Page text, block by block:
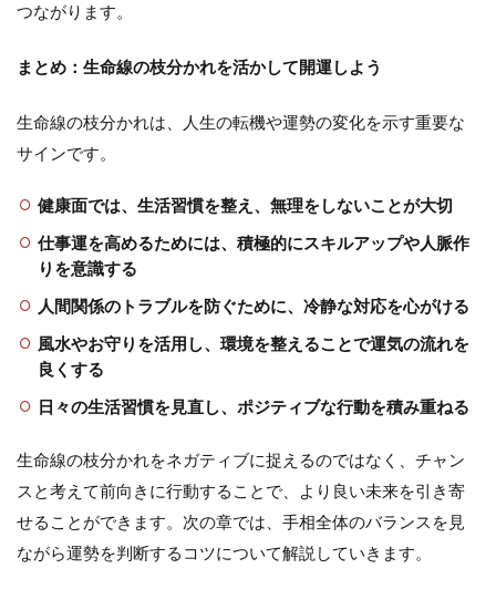
つながります。
まとめ：生命線の枝分かれを活かして開運しよう
生命線の枝分かれは、人生の転機や運勢の変化を示す重要な
サインです。
健康面では、生活習慣を整え、無理をしないことが大切
仕事運を高めるためには、積極的にスキルアップや人脈作
りを意識する
人間関係のトラブルを防ぐために、冷静な対応を心がける
風水やお守りを活用し、環境を整えることで運気の流れを
良くする
日々の生活習慣を見直し、ポジティブな行動を積み重ねる
生命線の枝分かれをネガティブに捉えるのではなく、チャン
スと考えて前向きに行動することで、より良い未来を引き寄
せることができます。次の章では、手相全体のバランスを見
ながら運勢を判断するコツについて解説していきます。